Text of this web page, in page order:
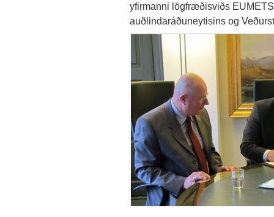
yfirmanni lögfræðisviðs
auðlindaráðuneytisins og